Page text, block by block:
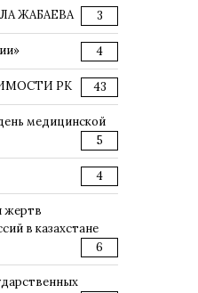
ЖАБАЕВА 3
4
РК 43
медицинской
5
4
жертв
в казахстане
6